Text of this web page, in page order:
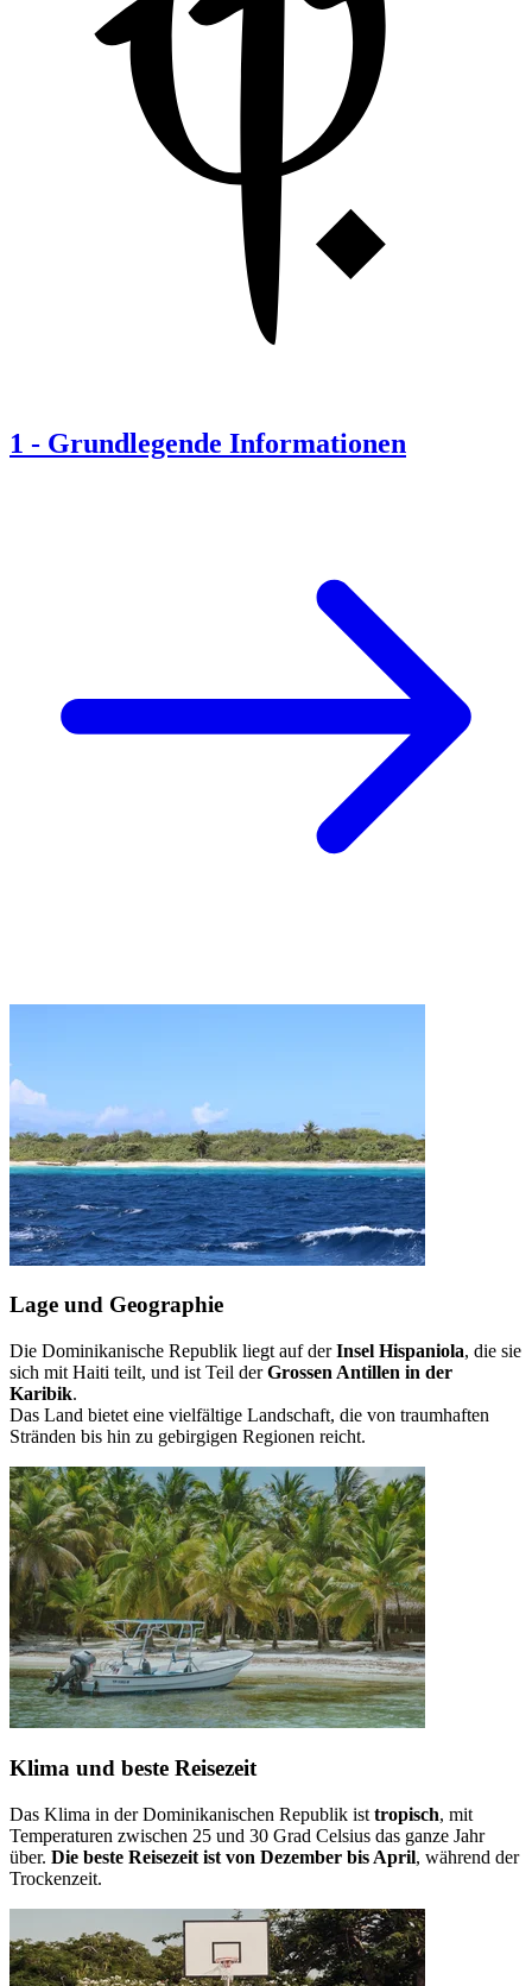
1 - Grundlegende Informationen
Lage und Geographie
Die Dominikanische Republik liegt auf derInsel Hispaniola, die sie
sich mit Haiti teilt, und ist Teil derGrossen Antillen in der
Karibik.
Das Land bietet eine vielfältige Landschaft, die von traumhaften
Stränden bis hin zu gebirgigen Regionen reicht.
Klima und beste Reisezeit
Das Klima in der Dominikanischen Republik ist tropisch, mit
Temperaturen zwischen 25 und 30 Grad Celsius das ganze Jahr
über. Die beste Reisezeit ist von Dezember bis April, während der
Trockenzeit.